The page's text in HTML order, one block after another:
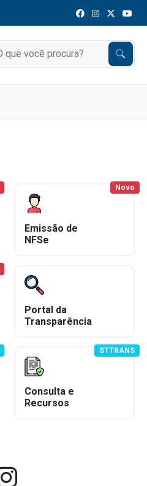
Emissão de
NFSe
Novo
Portal da
Transparência
Consulta e
Recursos
STTRANS